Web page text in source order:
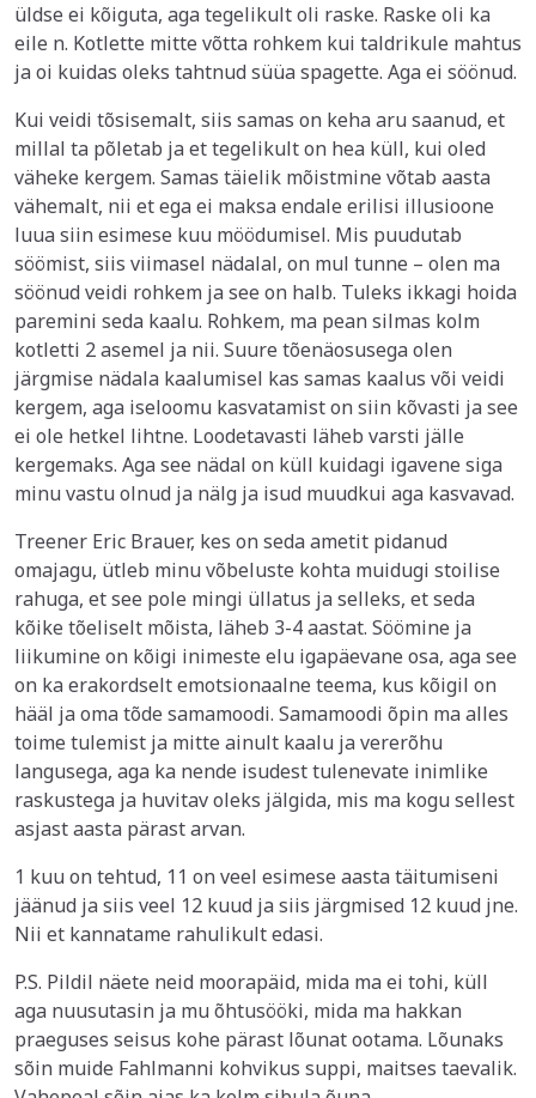
üldse ei kõiguta, aga tegelikult oli raske. Raske oli ka
eile n. Kotlette mitte võtta rohkem kui taldrikule mahtus
ja oi kuidas oleks tahtnud süüa spagette. Aga ei söönud.
Kui veidi tõsisemalt, siis samas on keha aru saanud, et
millal ta põletab ja et tegelikult on hea küll, kui oled
väheke kergem. Samas täielik mõistmine võtab aasta
vähemalt, nii et ega ei maksa endale erilisi illusioone
luua siin esimese kuu möödumisel. Mis puudutab
söömist, siis viimasel nädalal, on mul tunne – olen ma
söönud veidi rohkem ja see on halb. Tuleks ikkagi hoida
paremini seda kaalu. Rohkem, ma pean silmas kolm
kotletti 2 asemel ja nii. Suure tõenäosusega olen
järgmise nädala kaalumisel kas samas kaalus või veidi
kergem, aga iseloomu kasvatamist on siin kõvasti ja see
ei ole hetkel lihtne. Loodetavasti läheb varsti jälle
kergemaks. Aga see nädal on küll kuidagi igavene siga
minu vastu olnud ja nälg ja isud muudkui aga kasvavad.
Treener Eric Brauer, kes on seda ametit pidanud
omajagu, ütleb minu võbeluste kohta muidugi stoilise
rahuga, et see pole mingi üllatus ja selleks, et seda
kõike tõeliselt mõista, läheb 3-4 aastat. Söömine ja
liikumine on kõigi inimeste elu igapäevane osa, aga see
on ka erakordselt emotsionaalne teema, kus kõigil on
hääl ja oma tõde samamoodi. Samamoodi õpin ma alles
toime tulemist ja mitte ainult kaalu ja vererõhu
langusega, aga ka nende isudest tulenevate inimlike
raskustega ja huvitav oleks jälgida, mis ma kogu sellest
asjast aasta pärast arvan.
1 kuu on tehtud, 11 on veel esimese aasta täitumiseni
jäänud ja siis veel 12 kuud ja siis järgmised 12 kuud jne.
Nii et kannatame rahulikult edasi.
P.S. Pildil näete neid moorapäid, mida ma ei tohi, küll
aga nuusutasin ja mu õhtusööki, mida ma hakkan
praeguses seisus kohe pärast lõunat ootama. Lõunaks
sõin muide Fahlmanni kohvikus suppi, maitses taevalik.